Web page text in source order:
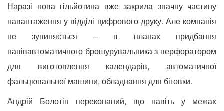
Наразі нова гільйотина вже закрила значну частину
навантаження у відділі цифрового друку. Але компанія
не зупиняється – в планах придбання
напівавтоматичного брошурувальника з перфоратором
для виготовлення календарів, автоматичної
фальцювальної машини, обладнання для біговки.
Андрій Болотін переконаний, що навіть у межах